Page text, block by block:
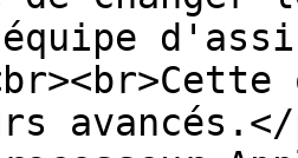
avancés.</